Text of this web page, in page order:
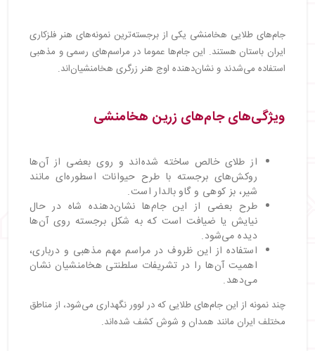
جام‌های طلایی هخامنشی یکی از برجسته‌ترین نمونه‌های هنر فلزکاری
ایران باستان هستند. این جام‌ها عموما در مراسم‌های رسمی و مذهبی
استفاده می‌شدند و نشان‌دهنده اوج هنر زرگری هخامنشیان‌اند.
ویژگی‌های جام‌های زرین هخامنشی
از طلای خالص ساخته شده‌اند و روی بعضی از آن‌ها
روکش‌های برجسته با طرح حیوانات اسطوره‌ای مانند
شیر، بز کوهی و گاو بالدار است.
طرح بعضی از این جام‌ها نشان‌دهنده شاه در حال
نیایش یا ضیافت است که به شکل برجسته روی آن‌ها
دیده می‌شود.
استفاده از این ظروف در مراسم مهم مذهبی و درباری،
اهمیت آن‌ها را در تشریفات سلطنتی هخامنشیان نشان
می‌دهد.
چند نمونه از این جام‌های طلایی که در لوور نگهداری می‌شود، از مناطق
مختلف ایران مانند همدان و شوش کشف شده‌اند.